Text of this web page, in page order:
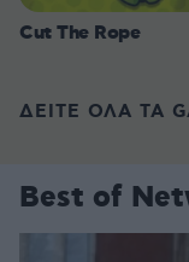
Cut The Rope
ΔΕΙΤΕ ΟΛΑ ΤΑ
Best of